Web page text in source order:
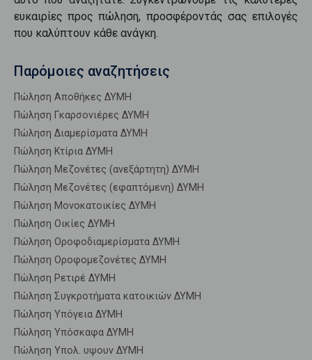
ευκαιρίες προςπώληση, προσφέροντάς σας επιλογές
που καλύπτουν κάθε ανάγκη.
Παρόμοιες αναζητήσεις
Πώληση Αποθήκες ΔΥΜΗ
Πώληση Γκαρσονιέρες ΔΥΜΗ
Πώληση Διαμερίσματα ΔΥΜΗ
Πώληση Κτίρια ΔΥΜΗ
Πώληση Μεζονέτες (ανεξάρτητη) ΔΥΜΗ
Πώληση Μεζονέτες (εφαπτόμενη) ΔΥΜΗ
Πώληση Μονοκατοικίες ΔΥΜΗ
Πώληση Οικίες ΔΥΜΗ
Πώληση Οροφοδιαμερίσματα ΔΥΜΗ
Πώληση Οροφομεζονέτες ΔΥΜΗ
Πώληση Ρετιρέ ΔΥΜΗ
Πώληση Συγκροτήματα κατοικιών ΔΥΜΗ
Πώληση Υπόγεια ΔΥΜΗ
Πώληση Υπόσκαφα ΔΥΜΗ
Πώληση Υπολ. υψουν ΔΥΜΗ